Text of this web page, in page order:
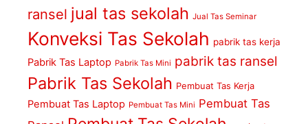
ransel jual tas sekolah Jual Tas Seminar
Konveksi Tas Sekolah pabrik tas kerja
Pabrik Tas Laptop Pabrik Tas Mini pabrik tas ransel
Pabrik Tas Sekolah Pembuat Tas Kerja
Pembuat Tas Laptop Pembuat Tas Mini Pembuat Tas